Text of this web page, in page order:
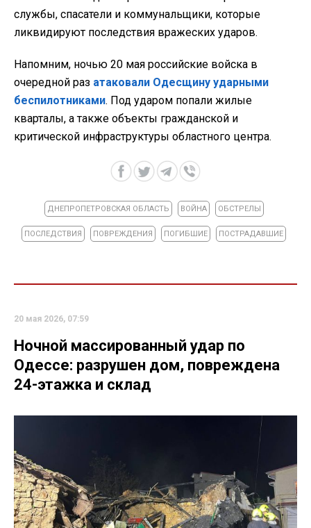
службы, спасатели и коммунальщики, которые
ликвидируют последствия вражеских ударов.
Напомним, ночью 20 мая российские войска в
очередной раз атаковали Одесщину ударными
беспилотниками. Под ударом попали жилые
кварталы, а также объекты гражданской и
критической инфраструктуры областного центра.
ДНЕПРОПЕТРОВСКАЯ ОБЛАСТЬ ВОЙНА ОБСТРЕЛЫ
ПОСЛЕДСТВИЯ ПОВРЕЖДЕНИЯ ПОГИБШИЕ ПОСТРАДАВШИЕ
20 мая 2026, 07:59
Ночной массированный удар по
Одессе: разрушен дом, повреждена
24-этажка и склад